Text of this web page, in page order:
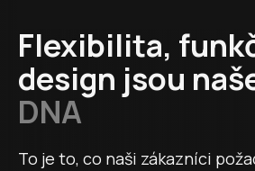
Flexibilita,
design jsou
DNA
To je to, co naši zákazníci